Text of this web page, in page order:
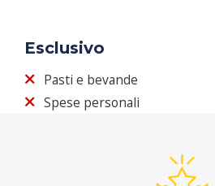
Esclusivo
Pasti e bevande
Spese personali